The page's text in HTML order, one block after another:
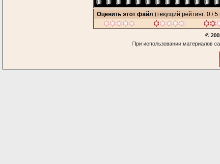
Оценить этот файл (текущий рейтинг: 0 / 5
©
При использовании материалов